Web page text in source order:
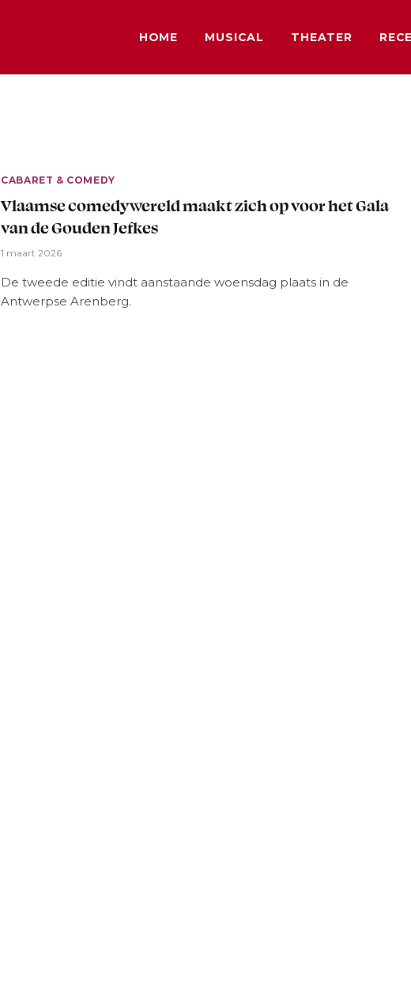
HOME MUSICAL THEATER
CABARET & COMEDY
Vlaamse comedywereld maakt zich op voor het Gala
van de Gouden Jefkes
1 maart 2026
De tweede editie vindt aanstaande woensdag plaats in de
Antwerpse Arenberg.